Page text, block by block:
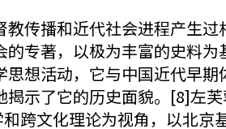
传播和近代社会进程产生过
专著，以极为丰富的史料为
想活动，它与中国近代早期
示了它的历史面貌。[8]左
跨文化理论为视角，以北京